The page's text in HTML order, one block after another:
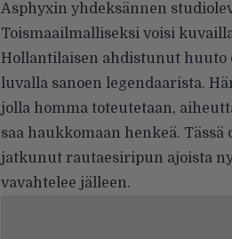
Asphyxin yhdeksännen
Toismaailmalliseksi voisi
Hollantilaisen ahdistunut huuto
luvalla sanoen legendaarista.
jolla homma toteutetaan,
saa haukkomaan henkeä.
jatkunut rautaesiripun ajoista
vavahtelee jälleen.